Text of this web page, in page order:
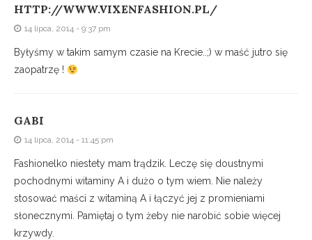
HTTP://WWW.VIXENFASHION.PL/
14 lipca, 2014 - 9:37 pm
Byłyśmy w takim samym czasie na Krecie..;) w maść jutro się
zaopatrzę !
GABI
14 lipca, 2014 - 11:45 pm
Fashionelko niestety mam trądzik. Leczę się doustnymi
pochodnymi witaminy A i dużo o tym wiem. Nie należy
stosować maści z witaminą A i łączyć jej z promieniami
słonecznymi. Pamiętaj o tym żeby nie narobić sobie więcej
krzywdy.